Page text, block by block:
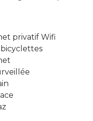
privatif Wifi